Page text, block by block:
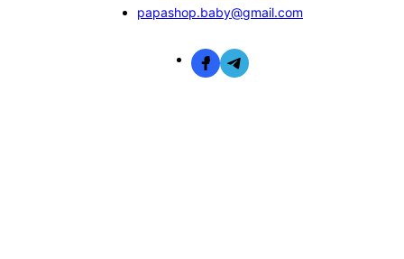
papashop.baby@gmail.com